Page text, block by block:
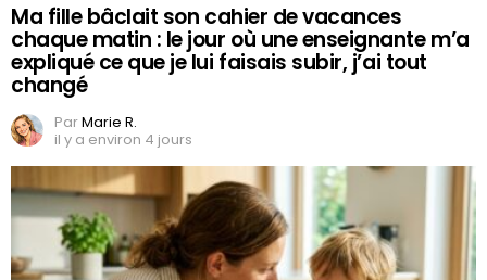
Ma fille bâclait son cahier de vacances
chaque matin : le jour où une enseignante m’a
expliqué ce que je lui faisais subir, j’ai tout
changé
ParMarie R.
il y a environ 4 jours